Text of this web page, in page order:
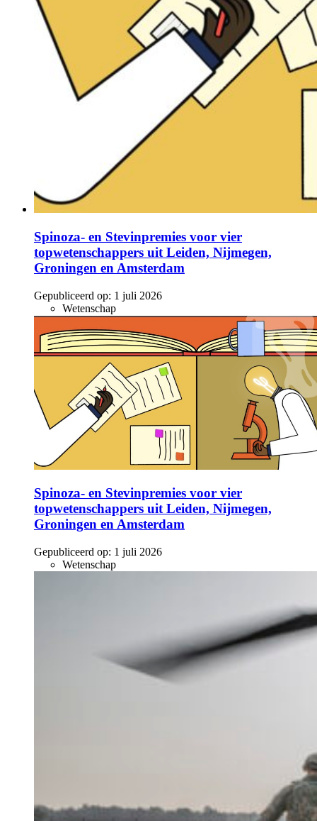
Spinoza- en Stevinpremies voor vier
topwetenschappers uit Leiden, Nijmegen,
Groningen en Amsterdam
Gepubliceerd op: 1 juli 2026
Wetenschap
Spinoza- en Stevinpremies voor vier
topwetenschappers uit Leiden, Nijmegen,
Groningen en Amsterdam
Gepubliceerd op: 1 juli 2026
Wetenschap